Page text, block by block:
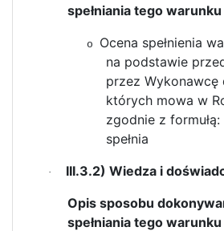
spełniania tego warunku
o
Ocena spełnienia
na podstawie
przez Wykonawcę
których mowa w
zgodnie z formułą:
spełnia
·
III.3.2) Wiedza i
Opis sposobu
spełniania tego warunku